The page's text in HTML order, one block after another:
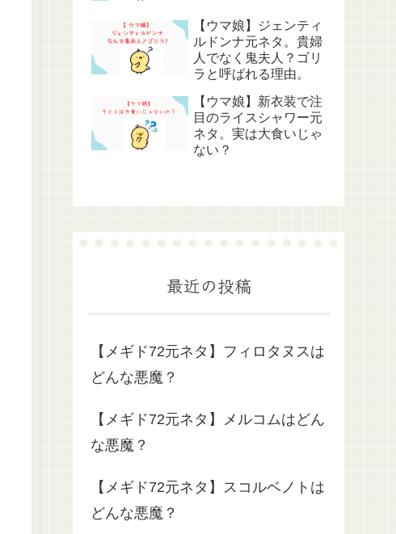
【ウマ娘】ジェンティ
ルドンナ元ネタ。貴婦
人でなく鬼夫人？ゴリ
ラと呼ばれる理由。
【ウマ娘】新衣装で注
目のライスシャワー元
ネタ。実は大食いじゃ
ない？
最近の投稿
【メギド72元ネタ】フィロタヌスは
どんな悪魔？
【メギド72元ネタ】メルコムはどん
な悪魔？
【メギド72元ネタ】スコルベノトは
どんな悪魔？